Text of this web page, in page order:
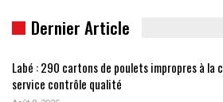
Dernier Article
Labé : 290 cartons de poulets impropres à la
service contrôle qualité